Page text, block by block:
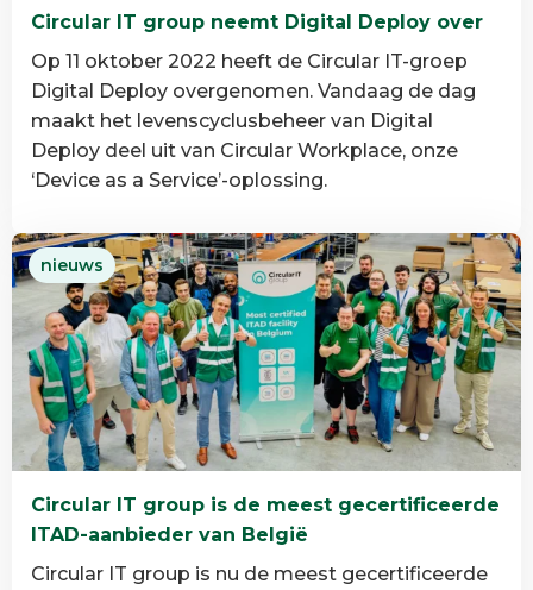
Circular IT group neemt Digital Deploy over
Op 11 oktober 2022 heeft de Circular IT-groep
Digital Deploy overgenomen. Vandaag de dag
maakt het levenscyclusbeheer van Digital
Deploy deel uit van Circular Workplace, onze
‘Device as a Service’-oplossing.
Lees
meer
over
Circular
IT
group
neemt
Digital
over
nieuws
Circular IT group is de meest gecertificeerde
ITAD-aanbieder van België
Circular IT group is nu de meest gecertificeerde